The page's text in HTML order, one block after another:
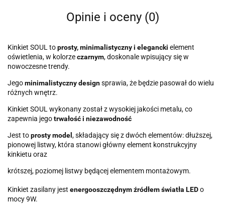
Opinie i oceny (0)
Kinkiet SOUL toprosty, minimalistyczny i elegancki element
oświetlenia, w kolorzeczarnym, doskonale wpisujący się w
nowoczesne trendy.
Jegominimalistyczny designsprawia, że będzie pasował do wielu
różnych wnętrz.
Kinkiet SOUL wykonany został z wysokiej jakości metalu, co
zapewnia jegotrwałość i niezawodność
Jest toprosty model , składający się z dwóch elementów: dłuższej,
pionowej listwy, która stanowi główny element konstrukcyjny
kinkietu oraz
krótszej, poziomej listwy będącej elementem montażowym.
Kinkiet zasilany jest energooszczędnym źródłem światła LEDo
mocy 9W.